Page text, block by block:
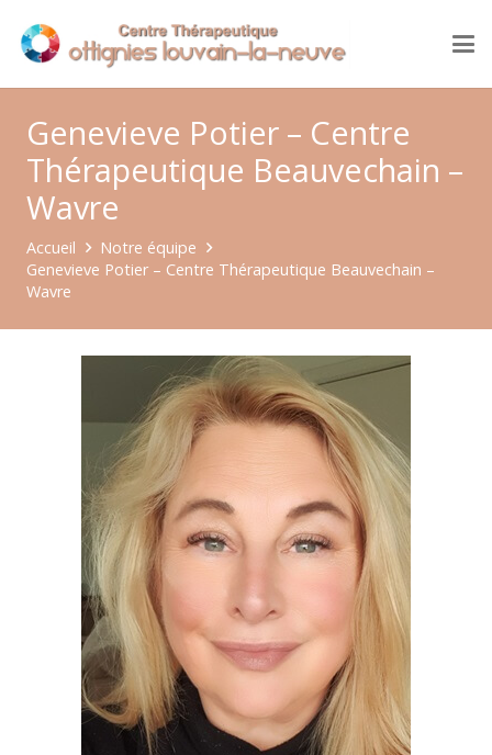
Genevieve Potier – Centre
Thérapeutique Beauvechain –
Wavre
Accueil
Notre équipe
Genevieve Potier – Centre Thérapeutique Beauvechain –
Wavre